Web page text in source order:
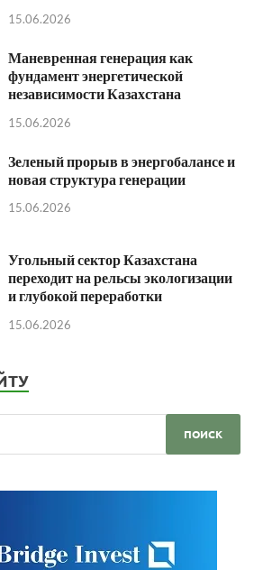
15.06.2026
Маневренная генерация как
фундамент энергетической
независимости Казахстана
15.06.2026
Зеленый прорыв в энергобалансе и
новая структура генерации
15.06.2026
Угольный сектор Казахстана
переходит на рельсы экологизации
и глубокой переработки
15.06.2026